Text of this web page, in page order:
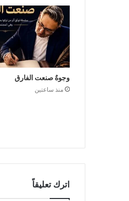
وجوهٌ صنعت الفارق
منذ ساعتين
اترك تعليقاً